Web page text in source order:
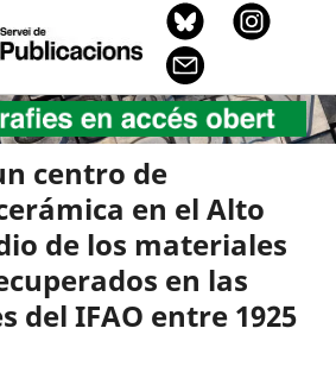
centro de
en el Alto
de los materiales
en las
del IFAO entre 1925